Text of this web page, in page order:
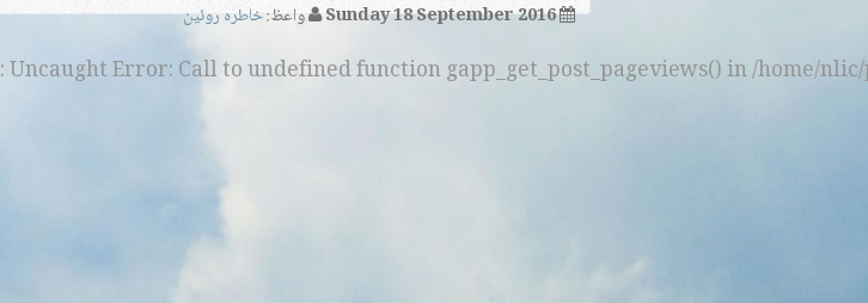
Sunday 18 September 2016 واعظ:خاطره روئین
: Uncaught Error: Call to undefined function gapp_get_post_pageviews() in /